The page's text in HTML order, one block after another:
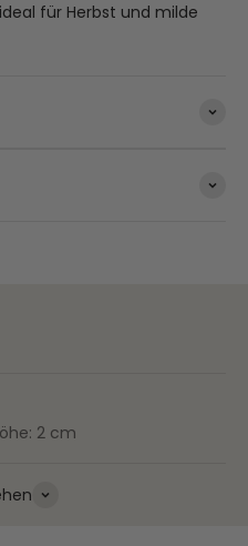
für Herbst und milde
2 cm